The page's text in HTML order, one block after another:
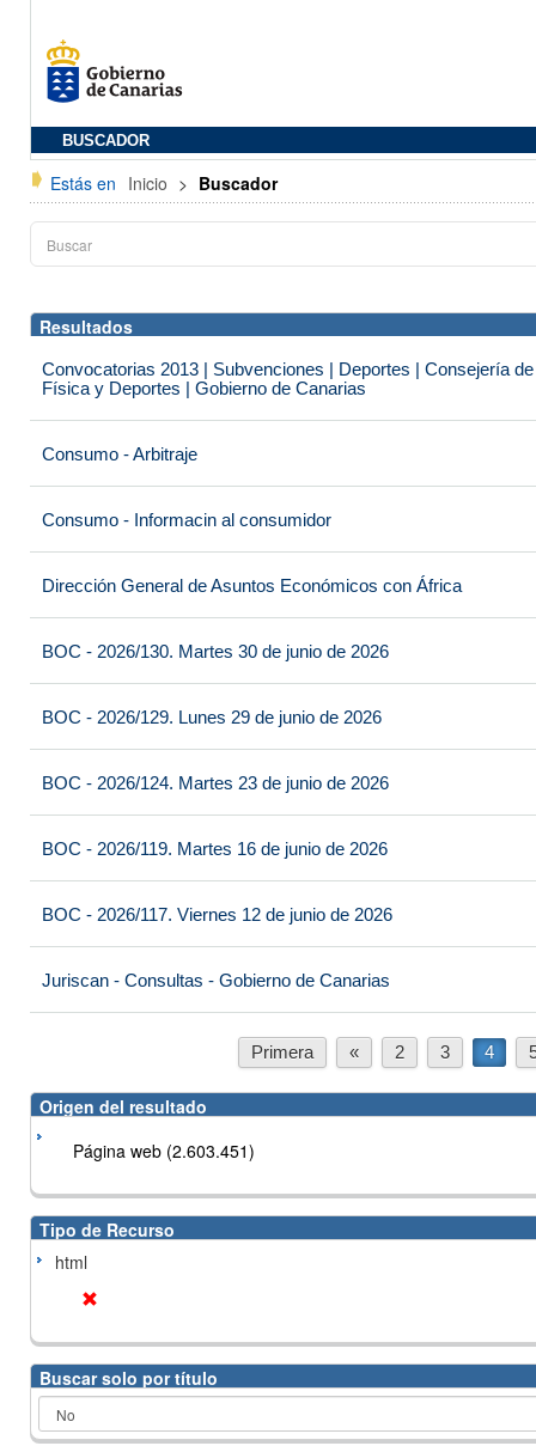
BUSCADOR
Estás en Inicio > Buscador
Resultados
Convocatorias 2013 | Subvenciones | Deportes | Consejería
Física y Deportes | Gobierno de Canarias
Consumo - Arbitraje
Consumo - Informacin al consumidor
Dirección General de Asuntos Económicos con África
BOC - 2026/130. Martes 30 de junio de 2026
BOC - 2026/129. Lunes 29 de junio de 2026
BOC - 2026/124. Martes 23 de junio de 2026
BOC - 2026/119. Martes 16 de junio de 2026
BOC - 2026/117. Viernes 12 de junio de 2026
Juriscan - Consultas - Gobierno de Canarias
Primera « 2 3 4
Origen del resultado
Página web (2.603.451)
Tipo de Recurso
html
Buscar solo por título